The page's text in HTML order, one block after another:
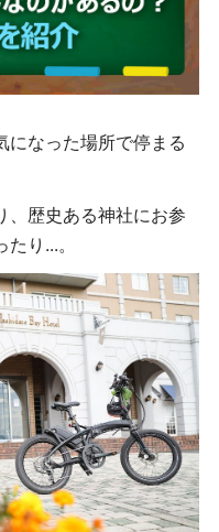
になった場所で停まる
、歴史ある神社にお参
り...。